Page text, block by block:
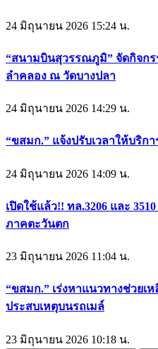
24 มิถุนายน 2026 15:24 น.
“สนามบินสุวรรณภูมิ” จัดกิจก
ลำคลอง ณ วัดบางปลา
24 มิถุนายน 2026 14:29 น.
“ขสมก.” แจ้งปรับเวลาให้บริกา
24 มิถุนายน 2026 14:09 น.
เปิดใช้แล้ว!! ทล.3206 และ
ภาคตะวันตก
23 มิถุนายน 2026 11:04 น.
“ขสมก.” เร่งหาแนวทางช่วย
ประสบเหตุบนรถเมล์
23 มิถุนายน 2026 10:18 น.